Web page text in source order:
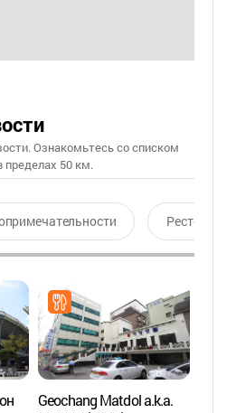
Ознакомьтесь со списком
50 км.
Ресторан
Geochang Matdol a.k.a.